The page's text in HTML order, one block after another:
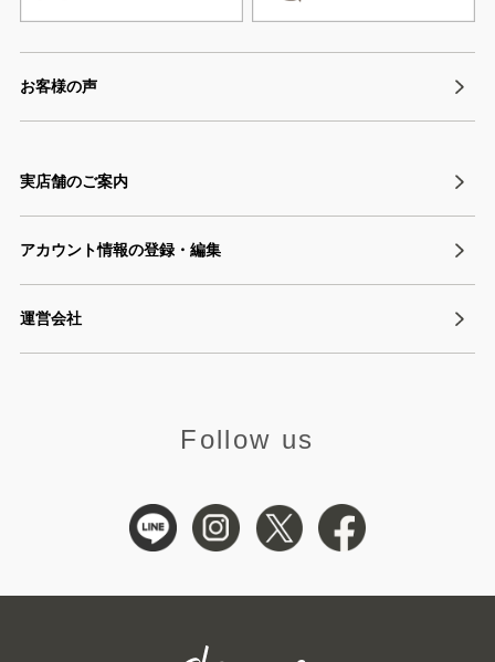
お客様の声
実店舗のご案内
アカウント情報の登録・編集
運営会社
Follow us